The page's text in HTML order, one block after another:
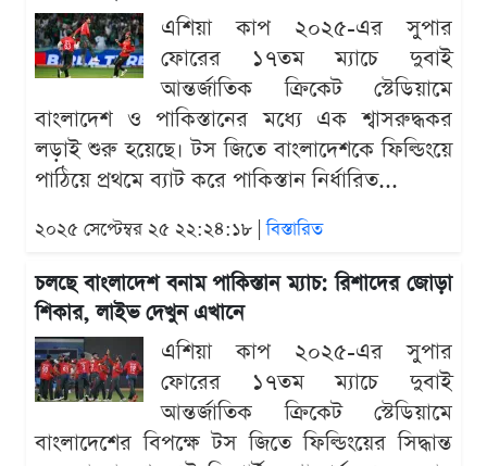
এশিয়া কাপ ২০২৫-এর সুপার
ফোরের ১৭তম ম্যাচে দুবাই
আন্তর্জাতিক ক্রিকেট স্টেডিয়ামে
বাংলাদেশ ও পাকিস্তানের মধ্যে এক শ্বাসরুদ্ধকর
লড়াই শুরু হয়েছে। টস জিতে বাংলাদেশকে ফিল্ডিংয়ে
পাঠিয়ে প্রথমে ব্যাট করে পাকিস্তান নির্ধারিত...
২০২৫ সেপ্টেম্বর ২৫ ২২:২৪:১৮ |বিস্তারিত
চলছে বাংলাদেশ বনাম পাকিস্তান ম্যাচ: রিশাদের জোড়া
শিকার, লাইভ দেখুন এখানে
এশিয়া কাপ ২০২৫-এর সুপার
ফোরের ১৭তম ম্যাচে দুবাই
আন্তর্জাতিক ক্রিকেট স্টেডিয়ামে
বাংলাদেশের বিপক্ষে টস জিতে ফিল্ডিংয়ের সিদ্ধান্ত